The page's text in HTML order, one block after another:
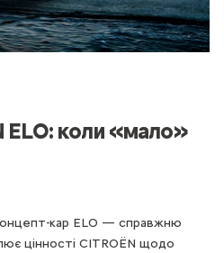
ELO: коли «мало»
кар ELO — справжню
цінності CITROЁN щодо